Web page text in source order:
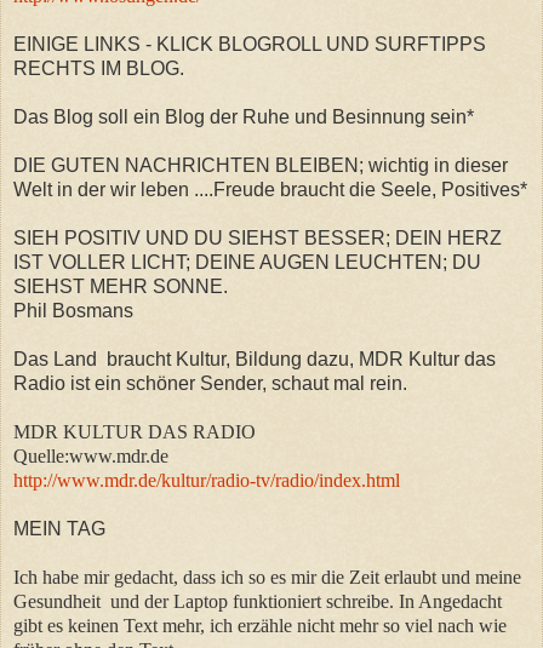
EINIGE LINKS - KLICK BLOGROLL UND SURFTIPPS
RECHTS IM BLOG.
Das Blog soll ein Blog der Ruhe und Besinnung sein*
DIE GUTEN NACHRICHTEN BLEIBEN; wichtig in dieser
Welt in der wir leben ....Freude braucht die Seele, Positives*
SIEH POSITIV UND DU SIEHST BESSER; DEIN HERZ
IST VOLLER LICHT; DEINE AUGEN LEUCHTEN; DU
SIEHST MEHR SONNE.
Phil Bosmans
Das Land braucht Kultur, Bildung dazu, MDR Kultur das
Radio ist ein schöner Sender, schaut mal rein.
MDR KULTUR DAS RADIO
Quelle:www.mdr.de
http://www.mdr.de/kultur/radio-tv/radio/index.html
MEIN TAG
Ich habe mir gedacht, dass ich so es mir die Zeit erlaubt und meine
Gesundheit und der Laptop funktioniert schreibe. In Angedacht
gibt es keinen Text mehr, ich erzähle nicht mehr so viel nach wie